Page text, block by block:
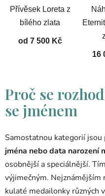
Přívěsek Loreta z
bílého zlata
od 7 500 Kč
16
Proč se
se jménem
Samostatnou kategorií jsou
jména nebo data narození
osobnější a speciálnější.
výjimečným.
kulaté medailonky různých